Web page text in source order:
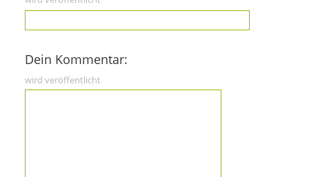
Dein Kommentar:
wird veröffentlicht